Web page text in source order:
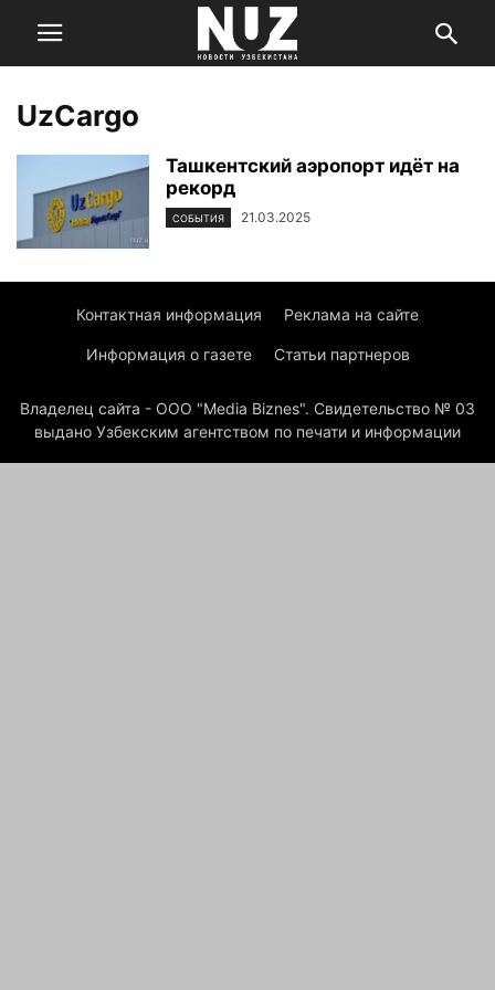
UzCargo
Ташкентский аэропорт идёт на
рекорд
СОБЫТИЯ 21.03.2025
Контактная информация Реклама на сайте
Информация о газете Статьи партнеров
Владелец сайта - ООО "Media Biznes". Свидетельство № 03
выдано Узбекским агентством по печати и информации